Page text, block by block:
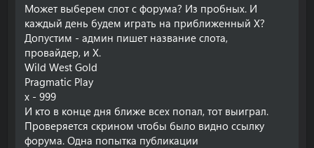
Может выберем слот с форума? Из пробных. И
каждый день будем играть на приближенный Х?
Допустим - админ пишет название слота,
провайдер, и Х.
Wild West Gold
Pragmatic Play
х - 999
И кто в конце дня ближе всех попал, тот выиграл.
Проверяется скрином чтобы было видно ссылку
форума. Одна попытка публикации